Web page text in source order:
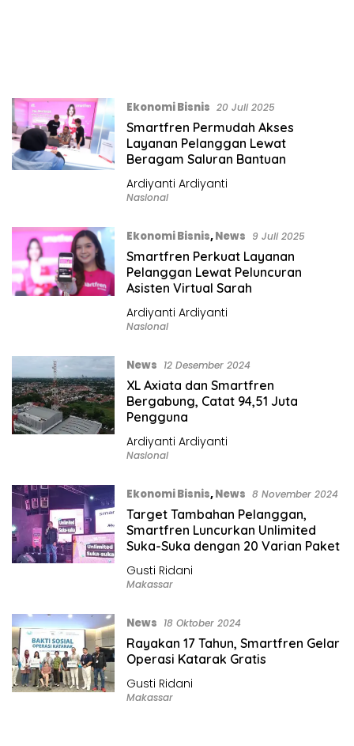
Ekonomi Bisnis 20 Juli 2025
Smartfren Permudah Akses
Layanan Pelanggan Lewat
Beragam Saluran Bantuan
Ardiyanti Ardiyanti
Nasional
Ekonomi Bisnis,News 9 Juli 2025
Smartfren Perkuat Layanan
Pelanggan Lewat Peluncuran
Asisten Virtual Sarah
Ardiyanti Ardiyanti
Nasional
News 12 Desember 2024
XL Axiata dan Smartfren
Bergabung, Catat 94,51 Juta
Pengguna
Ardiyanti Ardiyanti
Nasional
Ekonomi Bisnis,News 8 November 2024
Target Tambahan Pelanggan,
Smartfren Luncurkan Unlimited
Suka-Suka dengan 20 Varian Paket
Gusti Ridani
Makassar
News 18 Oktober 2024
Rayakan 17 Tahun, Smartfren Gelar
Operasi Katarak Gratis
Gusti Ridani
Makassar